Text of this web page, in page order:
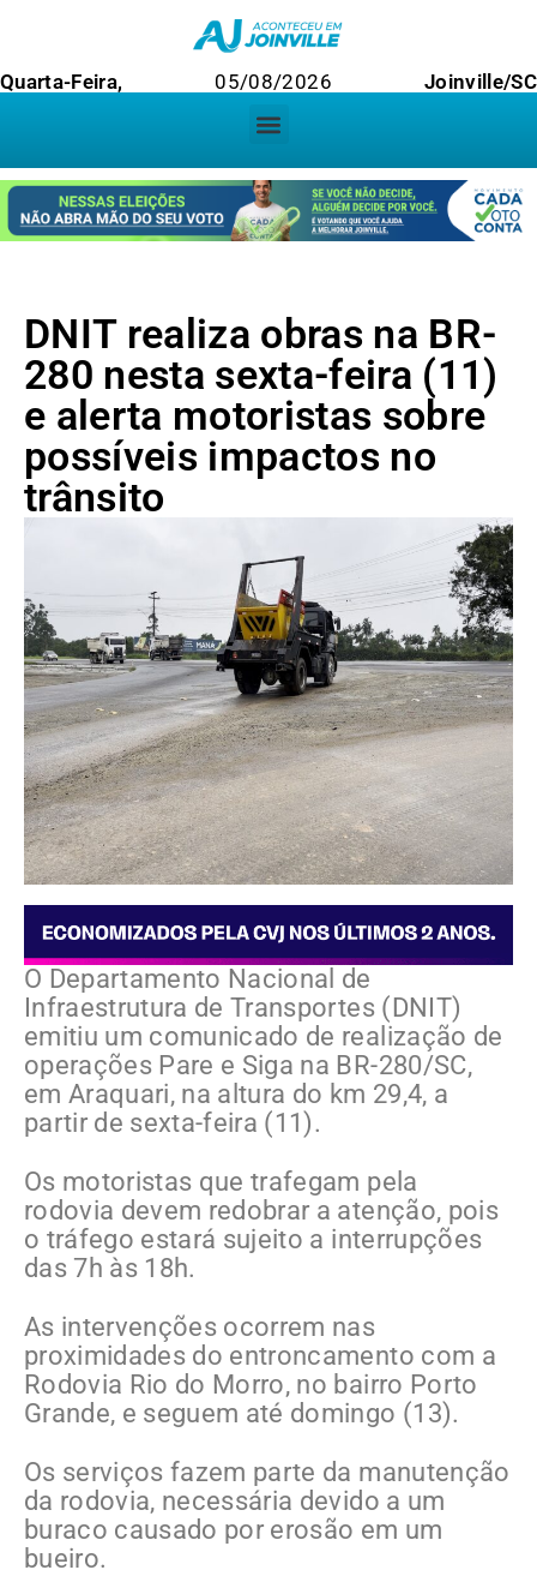
Quarta-Feira, 05/08/2026 Joinville/SC
DNIT realiza obras na BR-
280 nesta sexta-feira (11)
e alerta motoristas sobre
possíveis impactos no
trânsito
O Departamento Nacional de
Infraestrutura de Transportes (DNIT)
emitiu um comunicado de realização de
operações Pare e Siga na BR-280/SC,
em Araquari, na altura do km 29,4, a
partir de sexta-feira (11).
Os motoristas que trafegam pela
rodovia devem redobrar a atenção, pois
o tráfego estará sujeito a interrupções
das 7h às 18h.
As intervenções ocorrem nas
proximidades do entroncamento com a
Rodovia Rio do Morro, no bairro Porto
Grande, e seguem até domingo (13).
Os serviços fazem parte da manutenção
da rodovia, necessária devido a um
buraco causado por erosão em um
bueiro.